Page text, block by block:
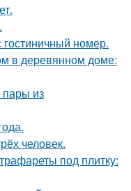
номер.
в деревянном доме:
пары из
человек.
под плитку: